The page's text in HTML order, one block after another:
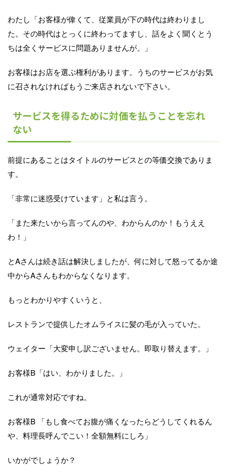
わたし「お客様が偉くて、従業員が下の時代は終わりまし
た。その時代はとっくに終わってますし、話をよく聞くとう
ちは全くサービスに問題ありませんが。」
お客様はお店を選ぶ権利があります。うちのサービスがお気
に召されなければもうご来店されないで下さい。
サービスを得るために対価を払うことを忘れ
ない
前提にあることはタイトルのサービスとの等価交換でありま
す。
「非常に迷惑受けています」と私は言う。
「また来たいから言ってんのや、わからんのか！もうええ
わ！」
とAさんは続き話は解決しましたが、何に対して怒ってるか途
中からAさんもわからなくなります。
もっとわかりやすくいうと、
レストランで提供したオムライスに髪の毛が入っていた。
ウェイター「大変申し訳ございません。即取り替えます。」
お客様B「はい、わかりました。」
これが通常対応ですね。
お客様B 「もし食べてお腹が痛くなったらどうしてくれるん
や、料理長呼んでこい！全額無料にしろ」
いかがでしょうか？